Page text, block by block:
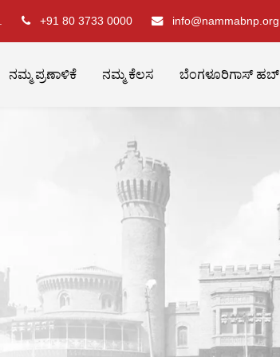
+91 80 3733 0000 info@nammabnp.org
ನಮ್ಮ ಪ್ರಣಾಳಿಕೆ ನಮ್ಮ ಕೆಲಸ ಬೆಂಗಳೂರಿಗಾಸ್ ಹಬ್